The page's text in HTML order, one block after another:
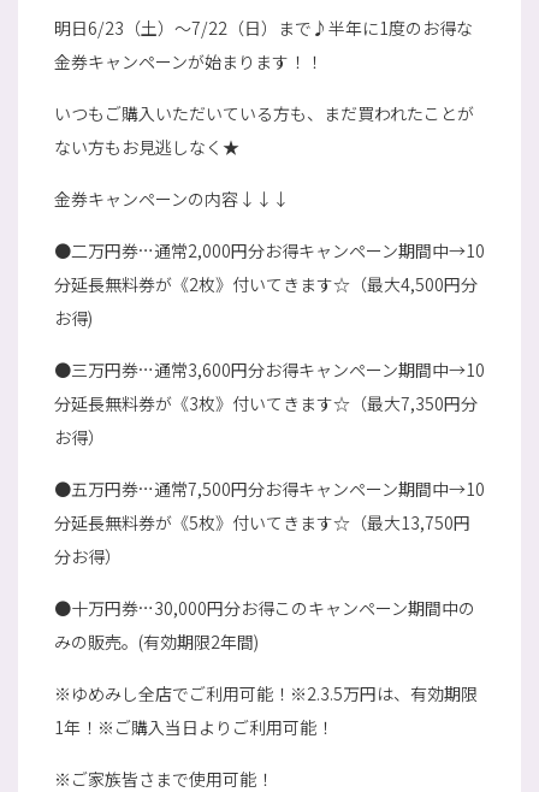
明日6/23（土）～7/22（日）まで♪半年に1度のお得な
金券キャンペーンが始まります！！
いつもご購入いただいている方も、まだ買われたことが
ない方もお見逃しなく★
金券キャンペーンの内容↓↓↓
●二万円券…通常2,000円分お得キャンペーン期間中→10
分延長無料券が《2枚》付いてきます☆（最大4,500円分
お得)
●三万円券…通常3,600円分お得キャンペーン期間中→10
分延長無料券が《3枚》付いてきます☆（最大7,350円分
お得）
●五万円券…通常7,500円分お得キャンペーン期間中→10
分延長無料券が《5枚》付いてきます☆（最大13,750円
分お得）
●十万円券…30,000円分お得このキャンペーン期間中の
みの販売。(有効期限2年間)
※ゆめみし全店でご利用可能！※2.3.5万円は、有効期限
1年！※ご購入当日よりご利用可能！
※ご家族皆さまで使用可能！